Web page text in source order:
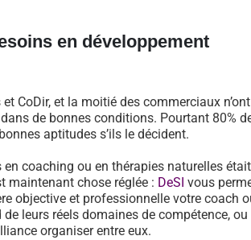
en développement
CoDir, et la moitié des commerciaux
de bonnes conditions. Pourtant 80%
aptitudes s’ils le décident.
en coaching ou en thérapies naturelles était
maintenant chose réglée : DeSI vous
objective et professionnelle votre coach
leurs réels domaines de compétence, ou
organiser entre eux.